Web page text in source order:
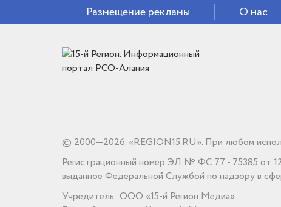
Размещение рекламы О нас
© 2000—2026. «REGION15.RU». При любом
Регистрационный номер ЭЛ № ФС 77 - 75385 от
выданное Федеральной Службой по надзору в
Учредитель: ООО «15-й Регион Медиа»